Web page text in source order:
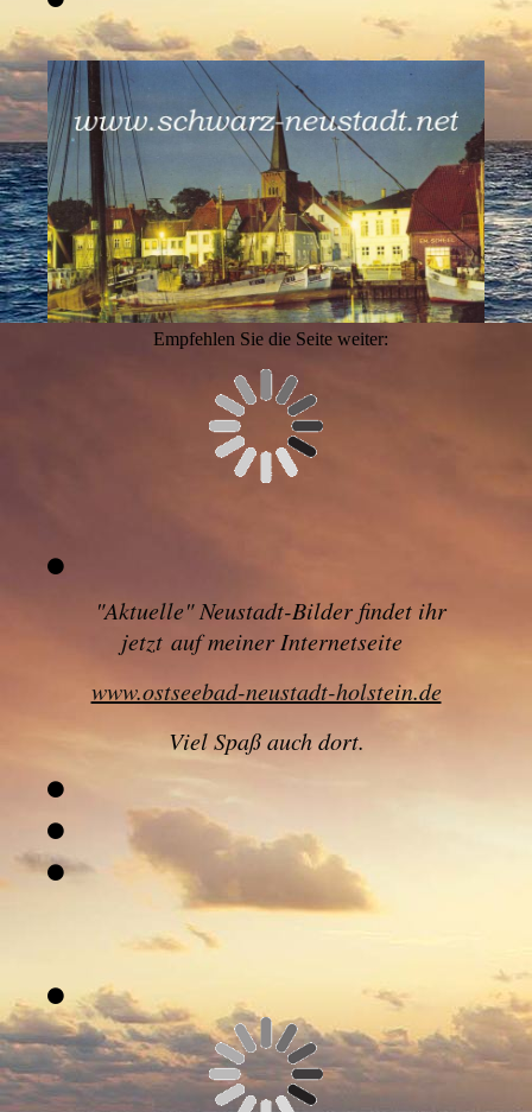
Empfehlen Sie die Seite weiter:
"Aktuelle" Neustadt-Bilder findet ihr
jetzt auf meiner Internetseite
www.ostseebad-neustadt-holstein.de
Viel Spaß auch dort.